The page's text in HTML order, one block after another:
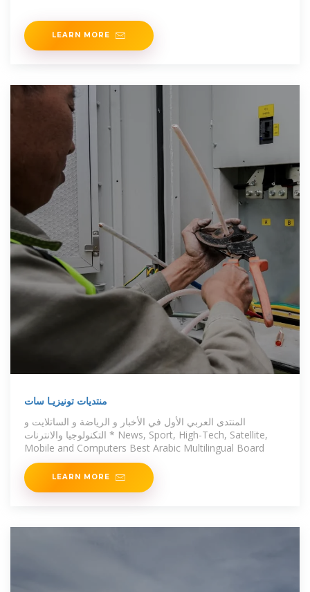
LEARN MORE
منتديات تونيزيـا سات
المنتدى العربي الأول في الأخبار و الرياضة و الساتلايت و
التكنولوجيا والانترنات * News, Sport, High-Tech, Satellite,
Mobile and Computers Best Arabic Multilingual Board
LEARN MORE